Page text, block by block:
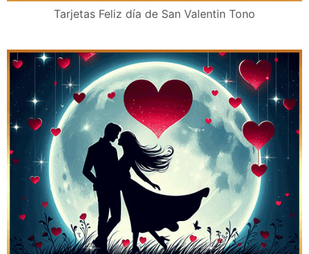
Tarjetas Feliz día de San Valentin Tono